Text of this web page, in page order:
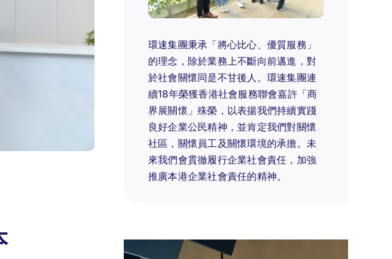
環速集團秉承「將心比心、優質服務」
的理念，除於業務上不斷向前邁進，對
於社會關懷同是不甘後人。環速集團連
續18年榮獲香港社會服務聯會嘉許「商
界展關懷」殊榮，以表揚我們持續實踐
良好企業公民精神，並肯定我們對關懷
社區，關懷員工及關懷環境的承擔。未
來我們會貫徹履行企業社會責任，加強
推廣本港企業社會責任的精神。